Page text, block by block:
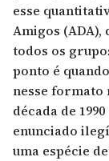
esse
Amigos (ADA),
todos os
ponto é
nesse formato
década de
enunciado
uma espécie